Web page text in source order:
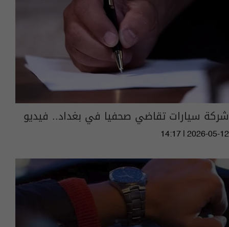
شركة سيارات تقاضي صحفيا في بغداد.. فيديو
14:17 | 2026-05-12